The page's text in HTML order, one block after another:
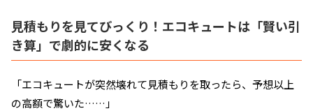
見積もりを見てびっくり！エコキュートは「賢い引
き算」で劇的に安くなる
「エコキュートが突然壊れて見積もりを取ったら、予想以上
の高額で驚いた……」